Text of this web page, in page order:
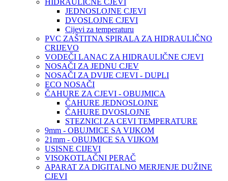
HIDRAULIČNE CJEVI
JEDNOSLOJNE CJEVI
DVOSLOJNE CJEVI
Cijevi za temperaturu
PVC ZAŠTITNA SPIRALA ZA HIDRAULIČNO
CRIJEVO
VODEČI LANAC ZA HIDRAULIČNE CJEVI
NOSAČI ZA JEDNU CJEV
NOSAČI ZA DVIJE CJEVI - DUPLI
ECO NOSAČI
ČAHURE ZA CJEVI - OBUJMICA
ČAHURE JEDNOSLOJNE
ČAHURE DVOSLOJNE
STEZNICI ZA CEVI TEMPERATURE
9mm - OBUJMICE SA VIJKOM
21mm - OBUJMICE SA VIJKOM
USISNE CIJEVI
VISOKOTLAČNI PERAČ
APARAT ZA DIGITALNO MERJENJE DUŽINE
CJEVI